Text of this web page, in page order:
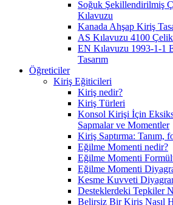
Soğuk Şekillendirilmiş
Kılavuzu
Kanada Ahşap Kiriş
AS Kılavuzu 4100 Çelik
EN Kılavuzu 1993-1-1
Tasarım
Öğreticiler
Kiriş Eğiticileri
Kiriş nedir?
Kiriş Türleri
Konsol Kirişi İçin
Sapmalar ve Momentler
Kiriş Saptırma: Tanım,
Eğilme Momenti nedir?
Eğilme Momenti
Eğilme Momenti
Kesme Kuvveti
Desteklerdeki Tepkiler
Belirsiz Bir Kiriş Nasıl